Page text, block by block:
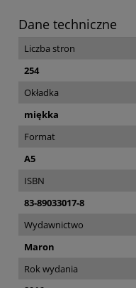
Dane techniczne
Liczba stron
254
Okładka
miękka
Format
A5
ISBN
83-89033017-8
Wydawnictwo
Maron
Rok wydania